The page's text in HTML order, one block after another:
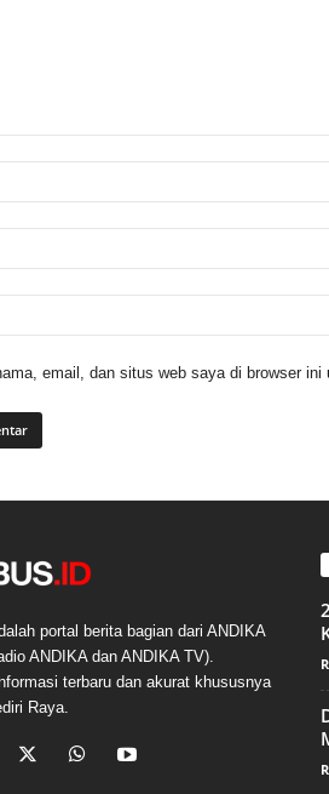
email, dan situs web saya di browser
portal berita bagian dari ANDIKA
ANDIKA dan ANDIKA TV).
terbaru dan akurat khususnya
Raya.